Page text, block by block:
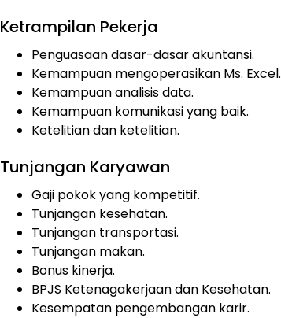
Ketrampilan Pekerja
Penguasaan dasar-dasar akuntansi.
Kemampuan mengoperasikan Ms. Excel.
Kemampuan analisis data.
Kemampuan komunikasi yang baik.
Ketelitian dan ketelitian.
Tunjangan Karyawan
Gaji pokok yang kompetitif.
Tunjangan kesehatan.
Tunjangan transportasi.
Tunjangan makan.
Bonus kinerja.
BPJS Ketenagakerjaan dan Kesehatan.
Kesempatan pengembangan karir.